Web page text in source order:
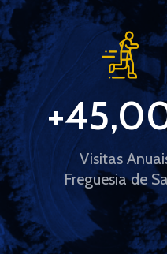
Visitas
Freguesia de
+